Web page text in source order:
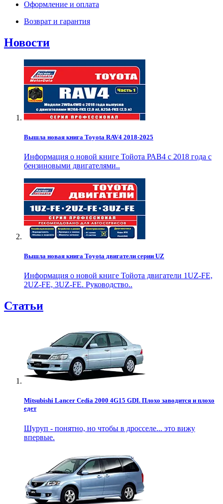
Оформление и оплата
Возврат и гарантия
Новости
Вышла новая книга Toyota RAV4 2018-2025
Информация о новой книге Тойота РАВ4 с 2018 года с
бензиновыми двигателями..
Вышла новая книга Toyota двигатели серии UZ
Информация о новой книге Тойота двигатели 1UZ-FE,
2UZ-FE, 3UZ-FE. Руководство..
Статьи
Mitsubishi Lancer Cedia 2000 4G15 GDI. Плохо заводится и плохо
едет
Шуруп - понятно, но чтобы в дросселе... это вижу
впервые.